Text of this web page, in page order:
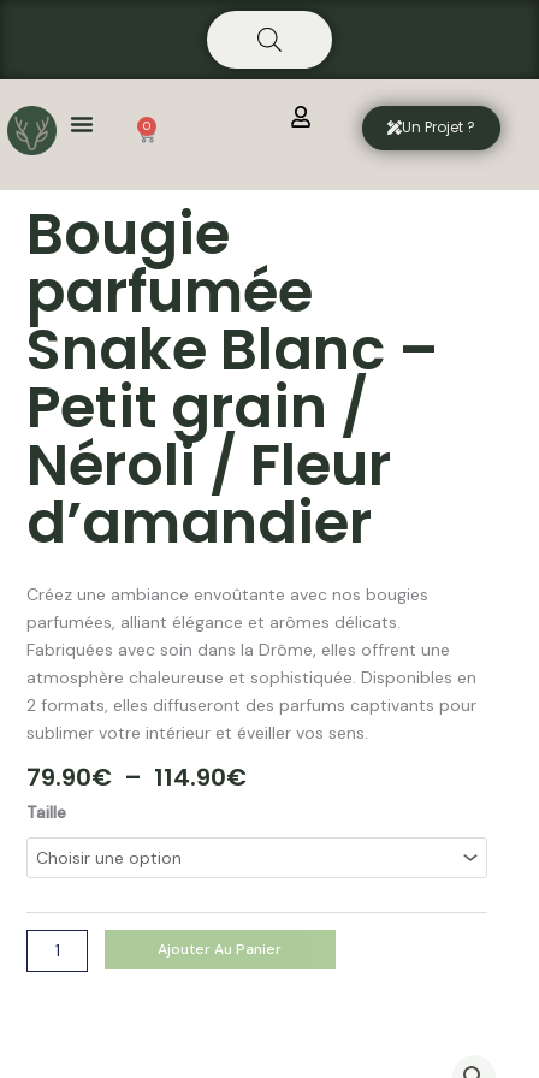
0
Panier Un Projet ?
Bougie
parfumée
Snake Blanc –
Petit grain /
Néroli / Fleur
d’amandier
Créez une ambiance envoûtante avec nos bougies
parfumées, alliant élégance et arômes délicats.
Fabriquées avec soin dans la Drôme, elles offrent une
atmosphère chaleureuse et sophistiquée. Disponibles en
2 formats, elles diffuseront des parfums captivants pour
sublimer votre intérieur et éveiller vos sens.
79.90€ – 114.90€Plage
Prix :
À
114.90€
Taille
quantité
de
Bougie
Snake
Blanc
-
Ajouter Au Panier